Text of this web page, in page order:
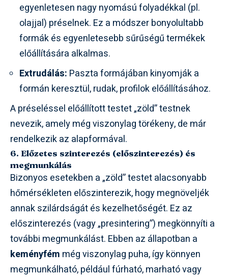
egyenletesen nagy nyomású folyadékkal (pl.
olajjal) préselnek. Ez a módszer bonyolultabb
formák és egyenletesebb sűrűségű termékek
előállítására alkalmas.
Extrudálás: Paszta formájában kinyomják a
formán keresztül, rudak, profilok előállításához.
A préseléssel előállított testet „zöld” testnek
nevezik, amely még viszonylag törékeny, de már
rendelkezik az alapformával.
6. Előzetes szinterezés (előszinterezés) és
megmunkálás
Bizonyos esetekben a „zöld” testet alacsonyabb
hőmérsékleten előszinterezik, hogy megnöveljék
annak szilárdságát és kezelhetőségét. Ez az
előszinterezés (vagy „presintering”) megkönnyíti a
további megmunkálást. Ebben az állapotban a
keményfém még viszonylag puha, így könnyen
megmunkálható, például fúrható, marható vagy